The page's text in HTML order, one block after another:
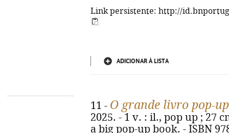
Link persistente: http://
ADICIONAR À LISTA
11 - O grande livro pop-up
2025. - 1 v. : il., pop up ; 27
a big pop-up book. - ISBN